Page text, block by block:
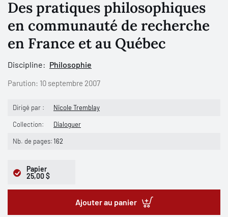
Des pratiques philosophiques
en communauté de recherche
en France et au Québec
Discipline: Philosophie
Parution: 10 septembre 2007
Dirigé par : Nicole Tremblay
Collection: Dialoguer
Nb. de pages:162
Papier
25,00 $
Ajouter au panier